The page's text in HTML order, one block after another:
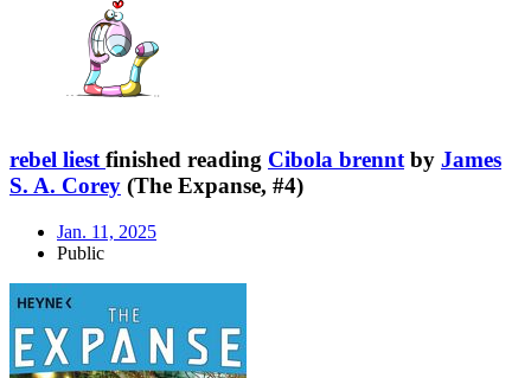
rebel liest finished reading Cibola brennt by James
S. A. Corey (The Expanse, #4)
Jan. 11, 2025
Public